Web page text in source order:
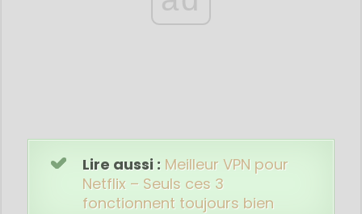
Lire aussi : Meilleur VPN pour
Netflix – Seuls ces 3
fonctionnent toujours bien